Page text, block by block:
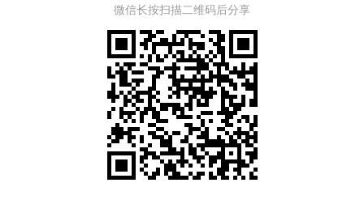
微信长按扫描二维码后分享